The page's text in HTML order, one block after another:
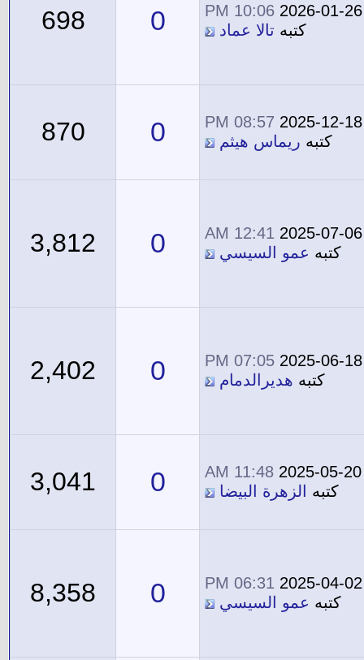
2026-01-26
10:06 PM
كتبه تالا عماد 0
698
2025-12-18
08:57 PM
كتبه ريماس هيثم 0
870
2025-07-06
12:41 AM
كتبه عمو السيسي 0
3,812
2025-06-18
07:05 PM
كتبه هديرالدمام 0
2,402
2025-05-20
11:48 AM
كتبه
الزهرة البيضا 0
3,041
2025-04-02
06:31 PM
كتبه عمو السيسي 0
8,358